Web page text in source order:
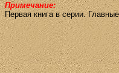
Примечание:
Первая книга в серии.